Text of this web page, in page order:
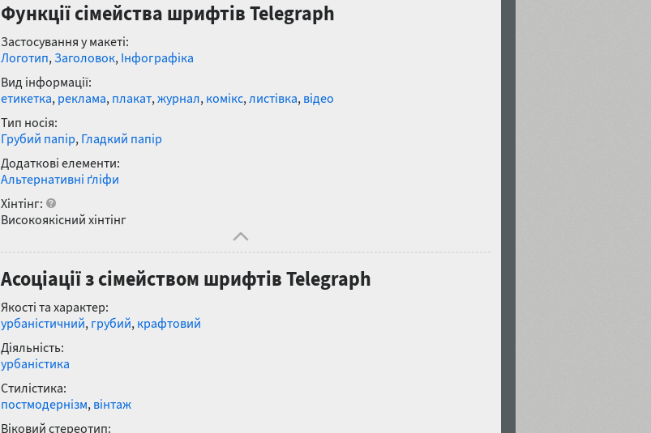
Функції сімейства шрифтів Telegraph
Застосування у макеті:
Логотип,Заголовок, Інфографіка
Вид інформації:
етикетка, реклама, плакат,журнал, комікс,листівка, відео
Тип носія:
Грубий папір, Гладкий папір
Додаткові елементи:
Альтернативні ґліфи
Хінтінг:
Високоякісний хінтінг
Асоціації з сімейством шрифтів Telegraph
Якості та характер:
урбаністичний, грубий, крафтовий
Діяльність:
урбаністика
Стилістика:
постмодернізм, вінтаж
Віковий стереотип: